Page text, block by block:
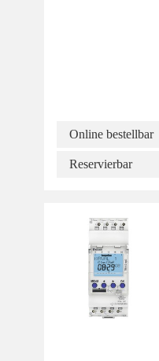
Online bestellbar
Reservierbar